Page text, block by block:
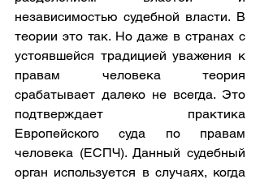
независимостью судебной власти. В
теории это так. Но даже в странах с
устоявшейся традицией уважения к
правам человека теория
срабатывает далеко не всегда. Это
подтверждает практика
Европейского суда по правам
человека (ЕСПЧ). Данный судебный
орган используется в случаях, когда